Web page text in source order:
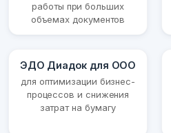
работы при больших
объемах документов
ЭДО Диадок для ООО
для оптимизации бизнес-
процессов и снижения
затрат на бумагу